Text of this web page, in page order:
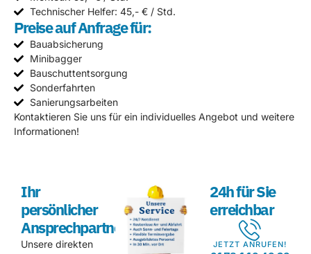
Technischer Helfer: 45,- € / Std.
Preise auf Anfrage für:
Bauabsicherung
Minibagger
Bauschuttentsorgung
Sonderfahrten
Sanierungsarbeiten
Kontaktieren Sie uns für ein individuelles Angebot und weitere
Informationen!
Ihr
persönlicher
Ansprechpartner
Unsere direkten
24h für Sie
erreichbar
JETZT ANRUFEN!